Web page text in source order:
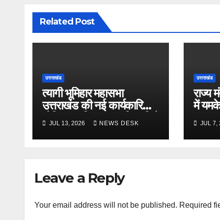
Related Post
उत्तराखंड
त्यागी भूमिहार महासभा
उत्तराखंड की नई कार्यकारिणी
घोषित, नवनियुक्त पदाधिकारियों
का हुआ सम्मान
JUL 13, 2026 NEWS DESK
उत्तराखंड
राज्य
में
‘जन-
के JUL 7,
Leave a Reply
Your email address will not be published. Required